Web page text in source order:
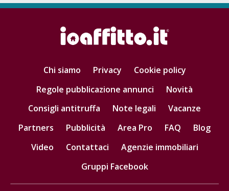
Chi siamo Privacy
Cookie policy
Regole pubblicazione annunci
Novità
Consigli antitruffa
Note legali
Vacanze
Partners
Pubblicità Area Pro FAQ
Blog
Video
Contattaci
Agenzie immobiliari
Gruppi Facebook